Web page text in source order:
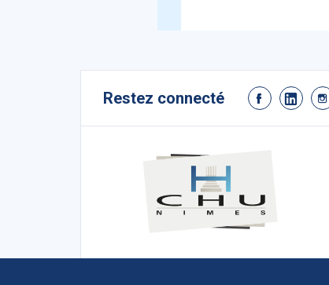
Restez connecté